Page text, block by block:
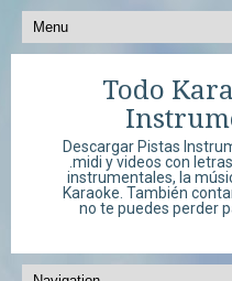
Todo
Descargar Pistas
.midi y videos con
instrumentales, la
Karaoke. También
no te puedes perder